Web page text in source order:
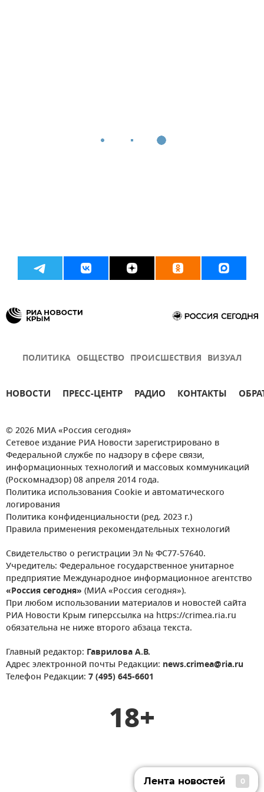
ПОЛИТИКА ОБЩЕСТВО ПРОИСШЕСТВИЯ ВИЗУАЛ
НОВОСТИ ПРЕСС-ЦЕНТР РАДИО КОНТАКТЫ
© 2026 МИА «Россия сегодня»
Сетевое издание РИА Новости зарегистрировано в
Федеральной службе по надзору в сфере связи,
информационных технологий и массовых коммуникаций
(Роскомнадзор) 08 апреля 2014 года.
Политика использования Cookie и автоматического
логирования
Политика конфиденциальности (ред. 2023 г.)
Правила применения рекомендательных технологий
Свидетельство о регистрации Эл № ФС77-57640.
Учредитель: Федеральное государственное унитарное
предприятие Международное информационное агентство
«Россия сегодня» (МИА «Россия сегодня»).
При любом использовании материалов и новостей сайта
РИА Новости Крым гиперссылка на https://crimea.ria.ru
обязательна не ниже второго абзаца текста.
Главный редактор: Гаврилова А.В.
Адрес электронной почты Редакции: news.crimea@ria.ru
Телефон Редакции: 7 (495) 645-6601
18+
Лента новостей 0